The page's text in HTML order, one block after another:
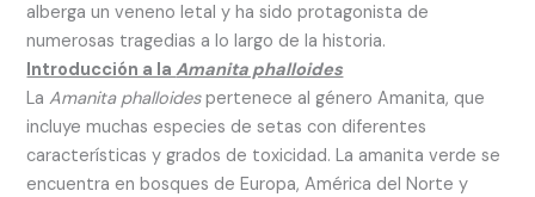
alberga un veneno letal y ha sido protagonista de
numerosas tragedias a lo largo de la historia.
Introducción a laAmanita phalloides
LaAmanita phalloidespertenece al género Amanita, que
incluye muchas especies de setas con diferentes
características y grados de toxicidad. La amanita verde se
encuentra en bosques de Europa, América del Norte y